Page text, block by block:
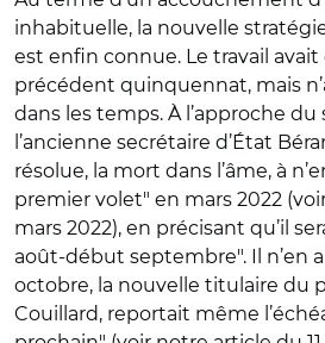
inhabituelle, la nouvelle
est enfin connue. Le travail
précédent quinquennat, mais
dans les temps. À l’approche
l’ancienne secrétaire d’État
résolue, la mort dans l’âme, à
premier volet" en mars 2022
mars 2022), en précisant qu’il
août-début septembre". Il n’en
octobre, la nouvelle titulaire du
Couillard, reportait même